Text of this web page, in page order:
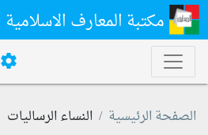
مكتبة المعارف الاسلامية
settings
الصفحة الرئيسية النساء الرساليات